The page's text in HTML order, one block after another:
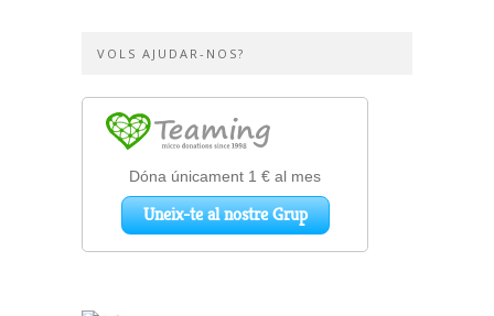
VOLS AJUDAR-NOS?